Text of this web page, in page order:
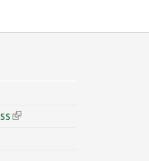
is external)
(link is external)